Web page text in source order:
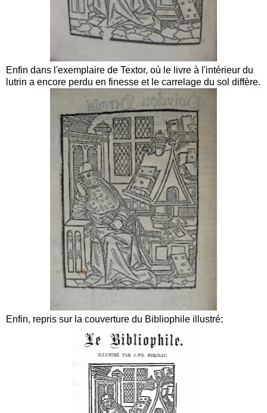
Enfin dans l'exemplaire de Textor, où le livre à l'intérieur du
lutrin a encore perdu en finesse et le carrelage du sol diffère.
Enfin, repris sur la couverture du Bibliophile illustré: